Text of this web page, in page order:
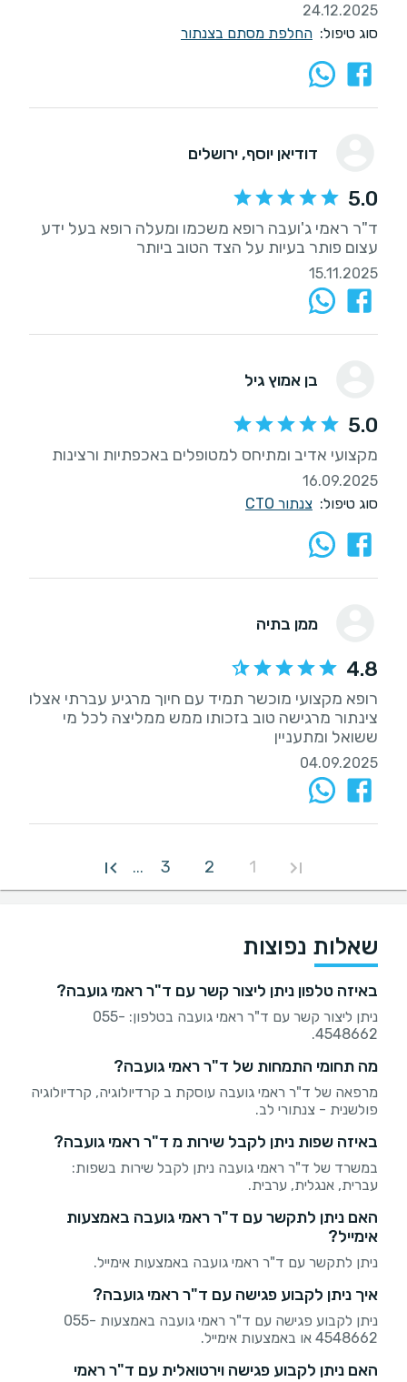
24.12.2025
סוג טיפול: החלפת מסתם בצנתור
דודיאן יוסף, ירושלים
5.0
ד"ר ראמי ג'ועבה רופא משכמו ומעלה רופא בעל ידע
עצום פותר בעיות על הצד הטוב ביותר
15.11.2025
בן אמוץ גיל
5.0
מקצועי אדיב ומתיחס למטופלים באכפתיות ורצינות
16.09.2025
סוג טיפול: צנתור CTO
ממן בתיה
4.8
רופא מקצועי מוכשר תמיד עם חיוך מרגיע עברתי אצלו
צינתור מרגישה טוב בזכותו ממש ממליצה לכל מי
ששואל ומתעניין
04.09.2025
1
2
3
...
שאלות נפוצות
באיזה טלפון ניתן ליצור קשר עם ד"ר ראמי גועבה?
ניתן ליצור קשר עם ד"ר ראמי גועבה בטלפון: 055-
4548662.
מה תחומי התמחות של ד"ר ראמי גועבה?
מרפאה של ד"ר ראמי גועבה עוסקת ב קרדיולוגיה, קרדיולוגיה
פולשנית - צנתורי לב.
באיזה שפות ניתן לקבל שירות מ ד"ר ראמי גועבה?
במשרד של ד"ר ראמי גועבה ניתן לקבל שירות בשפות:
עברית, אנגלית, ערבית.
האם ניתן לתקשר עם ד"ר ראמי גועבה באמצעות
אימייל?
ניתן לתקשר עם ד"ר ראמי גועבה באמצעות אימייל.
איך ניתן לקבוע פגישה עם ד"ר ראמי גועבה?
ניתן לקבוע פגישה עם ד"ר ראמי גועבה באמצעות 055-
4548662 או באמצעות אימייל.
האם ניתן לקבוע פגישה וירטואלית עם ד"ר ראמי